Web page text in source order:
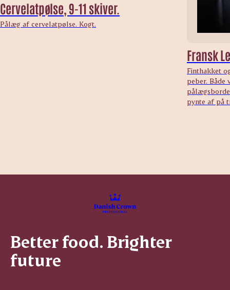
Cervelatpølse, 9-11 skiver.
Pålæg af cervelatpølse. Kogt.
Fransk
Finthakket
peber.
pynte af på
Better food. Brighter
future